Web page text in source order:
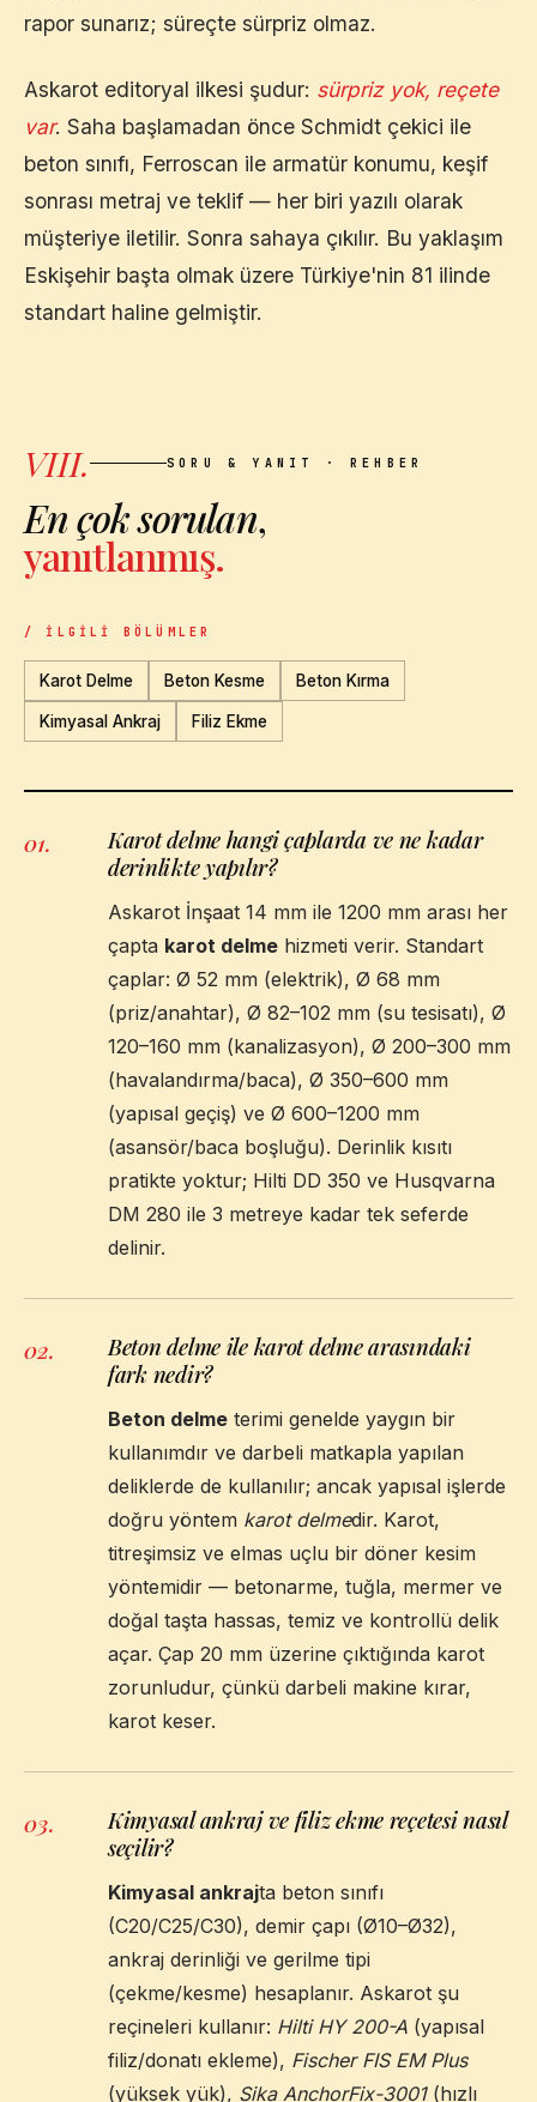
rapor sunarız; süreçte sürpriz olmaz.
Askarot editoryal ilkesi şudur: sürpriz yok, reçete
var. Saha başlamadan önce Schmidt çekici ile
beton sınıfı, Ferroscan ile armatür konumu, keşif
sonrası metraj ve teklif — her biri yazılı olarak
müşteriye iletilir. Sonra sahaya çıkılır. Bu yaklaşım
Eskişehir başta olmak üzere Türkiye'nin 81 ilinde
standart haline gelmiştir.
VIII. SORU & YANIT · REHBER
En çok sorulan,
yanıtlanmış.
/ İLGILI BÖLÜMLER
Karot Delme Beton Kesme Beton Kırma
Kimyasal Ankraj Filiz Ekme
01.
Karot delme hangi çaplarda ve ne kadar
derinlikte yapılır?
Askarot İnşaat 14 mm ile 1200 mm arası her
çapta karot delme hizmeti verir. Standart
çaplar: Ø 52 mm (elektrik), Ø 68 mm
(priz/anahtar), Ø 82–102 mm (su tesisatı), Ø
120–160 mm (kanalizasyon), Ø 200–300 mm
(havalandırma/baca), Ø 350–600 mm
(yapısal geçiş) ve Ø 600–1200 mm
(asansör/baca boşluğu). Derinlik kısıtı
pratikte yoktur; Hilti DD 350 ve Husqvarna
DM 280 ile 3 metreye kadar tek seferde
delinir.
02.
Beton delme ile karot delme arasındaki
fark nedir?
Beton delme terimi genelde yaygın bir
kullanımdır ve darbeli matkapla yapılan
deliklerde de kullanılır; ancak yapısal işlerde
doğru yöntem karot delmedir. Karot,
titreşimsiz ve elmas uçlu bir döner kesim
yöntemidir — betonarme, tuğla, mermer ve
doğal taşta hassas, temiz ve kontrollü delik
açar. Çap 20 mm üzerine çıktığında karot
zorunludur, çünkü darbeli makine kırar,
karot keser.
03.
Kimyasal ankraj ve filiz ekme reçetesi nasıl
seçilir?
Kimyasal ankrajta beton sınıfı
(C20/C25/C30), demir çapı (Ø10–Ø32),
ankraj derinliği ve gerilme tipi
(çekme/kesme) hesaplanır. Askarot şu
reçineleri kullanır: Hilti HY 200-A (yapısal
filiz/donatı ekleme), Fischer FIS EM Plus
(yüksek yük), Sika AnchorFix-3001(hızlı